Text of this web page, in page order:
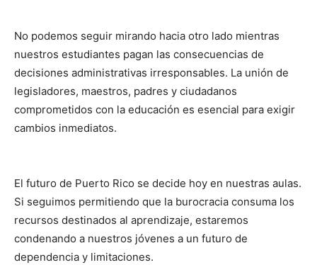
No podemos seguir mirando hacia otro lado mientras
nuestros estudiantes pagan las consecuencias de
decisiones administrativas irresponsables. La unión de
legisladores, maestros, padres y ciudadanos
comprometidos con la educación es esencial para exigir
cambios inmediatos.
El futuro de Puerto Rico se decide hoy en nuestras aulas.
Si seguimos permitiendo que la burocracia consuma los
recursos destinados al aprendizaje, estaremos
condenando a nuestros jóvenes a un futuro de
dependencia y limitaciones.